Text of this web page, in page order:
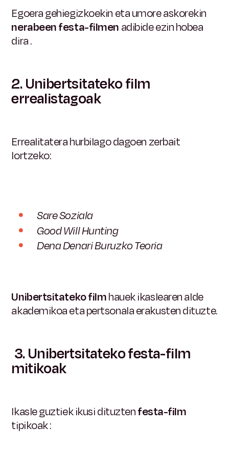
Egoera gehiegizkoekin eta umore askorekin
nerabeen festa-filmen adibide ezin hobea
dira.
2. Unibertsitateko film
errealistagoak
Errealitatera hurbilago dagoen zerbait
lortzeko:
Sare Soziala
Good Will Hunting
Dena Denari Buruzko Teoria
Unibertsitateko filmhauekikaslearen alde
akademikoa eta pertsonala erakusten dituzte.
3. Unibertsitateko festa-film
mitikoak
Ikasle guztiek ikusi dituztenfesta-film
tipikoak: